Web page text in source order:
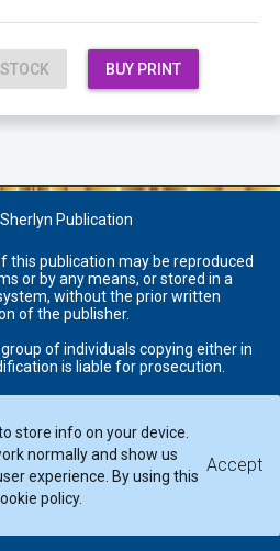
store info on your device.
normally and show us
experience. By using this
policy.
Accept
BUY PRINT
Publication
this publication may be reproduced
or by any means, or stored in a
without the prior written
of the publisher.
of individuals copying either in
is liable for prosecution.